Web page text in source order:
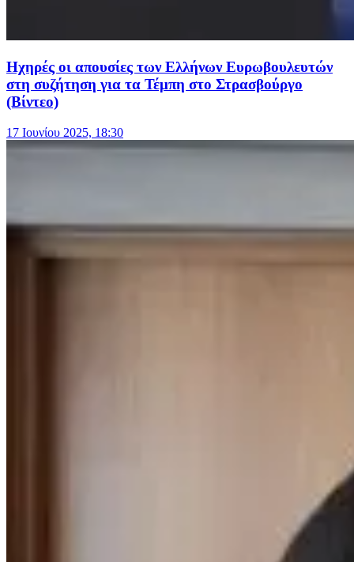
Ηχηρές οι απουσίες των Ελλήνων Ευρωβουλευτών
στη συζήτηση για τα Τέμπη στο Στρασβούργο
(Βίντεο)
17 Ιουνίου 2025, 18:30